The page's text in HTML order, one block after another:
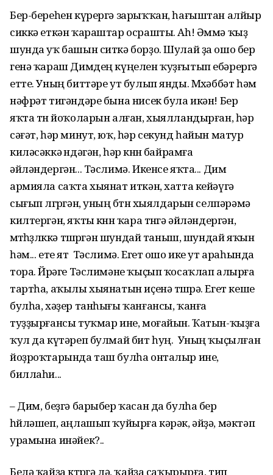
Бер-береһен күрергә зарыҡҡан, һағыштан алйыр
сиккә еткән ҡараштар осрашты. Аһ! Әммә ҡыҙ
шунда уҡ башын ситкә борҙо. Шулай ҙа ошо бер
генә ҡараш Димдең күңелен ҡуҙғытып ебәрергә
етте. Уның биттәре ут булып янды. Мөхәббәт һәм
нәфрәт тигәндәре бына нисек була икән! Бер
яҡта төн йоҡоларын алған, хыялландырған, һәр
сәғәт, һәр минут, юҡ, һәр секунд һайын матур
киләсәккә өндәгән, һәр көнөн байрамға
әйләндергән... Тәслимә. Икенсе яҡта... Дим
армияла саҡта хыянат иткән, хатта кейәүгә
сығып өлгөргән, уның бөтөн хыялдарын селпәрәмә
килтергән, яҡты көнөн ҡара төнгә әйләндергән,
өмөтһөҙлөккә төшөргән шундай таныш, шундай яҡын
һәм... ете ят Тәслимә. Егет ошо ике ут араһында
тора. Йөрәге Тәслимәне ҡыҫып ҡосаҡлап алырға
тартһа, аҡылы хыянатын иҫенә төшөрә. Егет кеше
булһа, хәҙер танһығы ҡанғансы, ҡанға
туҙҙырғансы туҡмар ине, моғайын. Ҡатын-ҡыҙға
ҡул да күтәреп булмай бит һуң. Уның ҡыҫылған
йоҙроҡтарында таш булһа онталыр ине,
биллаһи...
– Дим, беҙгә барыбер ҡасан да булһа бер
һөйләшеп, аңлашып ҡуйырға кәрәк, әйҙә, мәктәп
урамына инәйек?..
Белә ҡайҙа көтөргә лә, ҡайҙа саҡырырға, тип